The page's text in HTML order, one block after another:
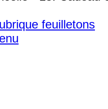
feuilletons